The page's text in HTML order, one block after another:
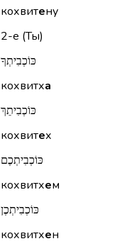
кохвитену
2-е (Ты)
כּוֹכְבִיתְךָ
кохвитха
כּוֹכְבִיתֵךְ
кохвитех
כּוֹכְבִיתְכֶם
кохвитхем
כּוֹכְבִיתְכֶן
кохвитхен